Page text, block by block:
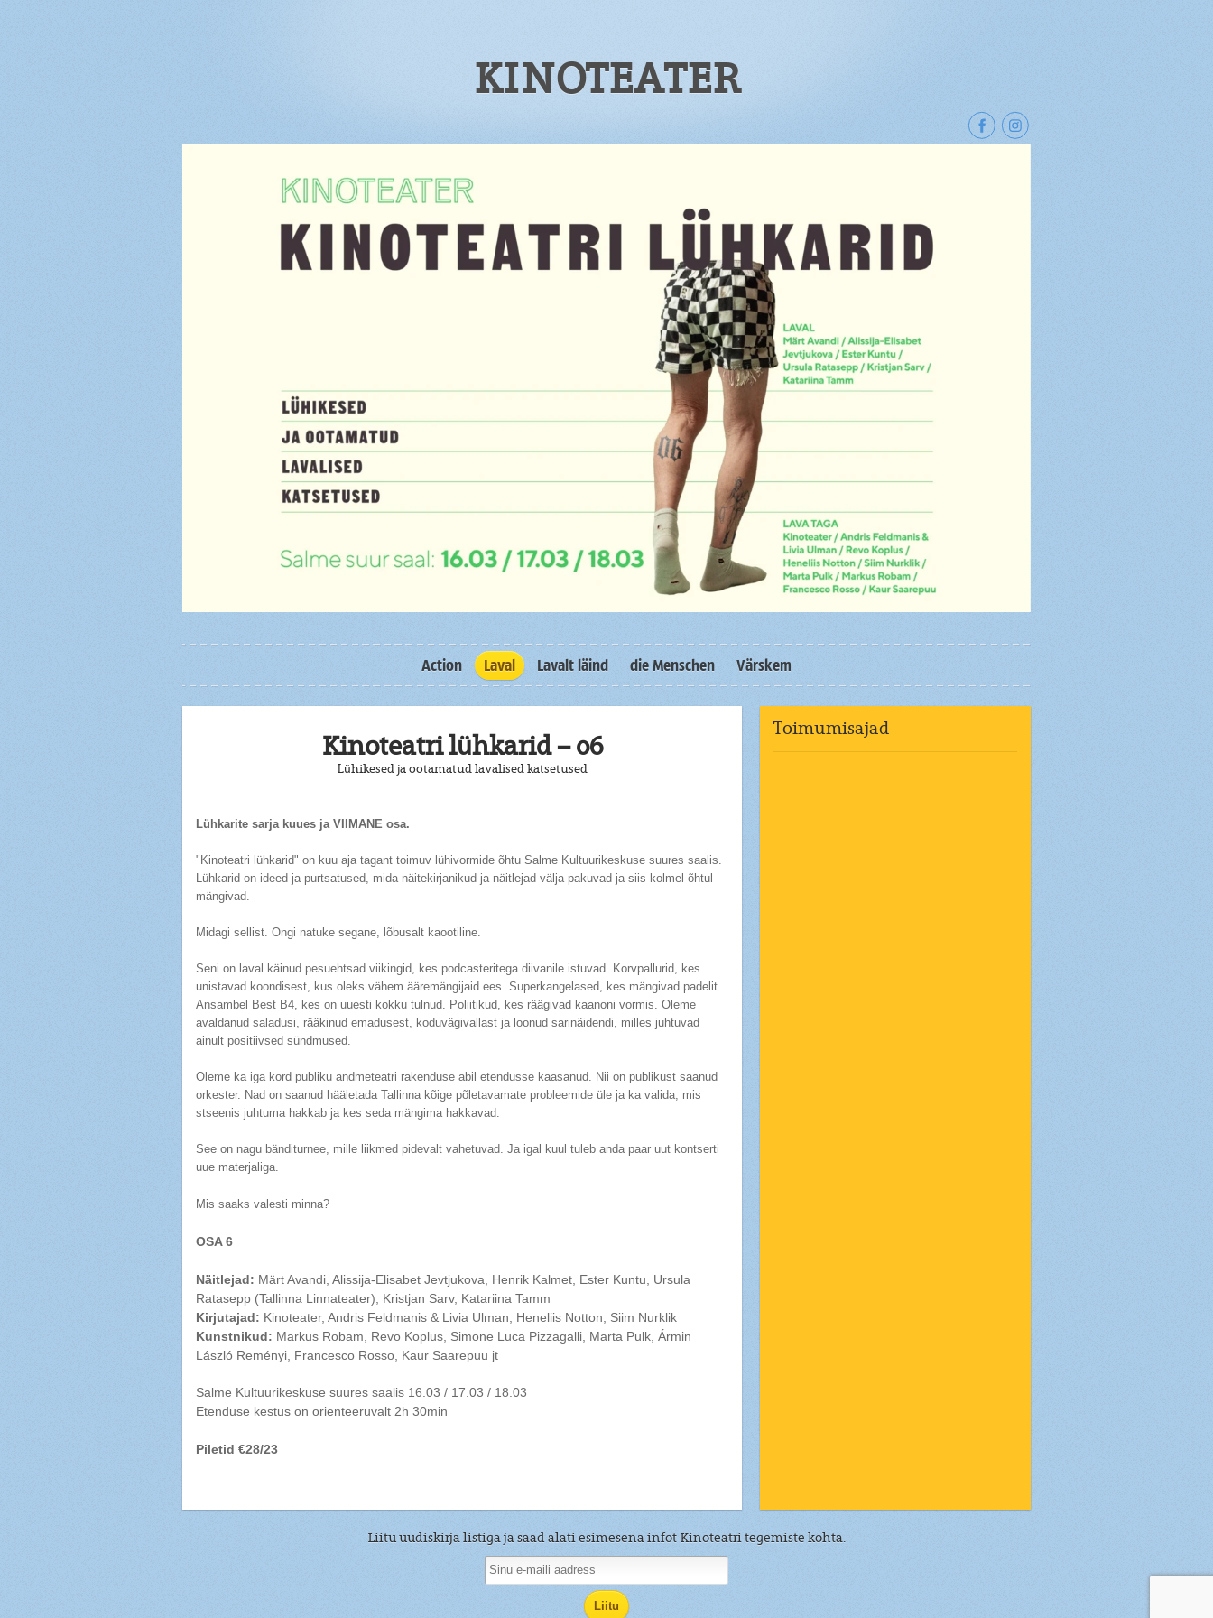
KINOTEATER
Action Laval Lavalt läind die Menschen Värskem
Kinoteatri lühkarid – 06
Lühikesed ja ootamatud lavalised katsetused
Lühkarite sarja kuues ja VIIMANE osa.
"Kinoteatri lühkarid" on kuu aja tagant toimuv lühivormide õhtu Salme Kultuurikeskuse suures saalis.
Lühkarid on ideed ja purtsatused, mida näitekirjanikud ja näitlejad välja pakuvad ja siis kolmel õhtul
mängivad.
Midagi sellist. Ongi natuke segane, lõbusalt kaootiline.
Seni on laval käinud pesuehtsad viikingid, kes podcasteritega diivanile istuvad. Korvpallurid, kes
unistavad koondisest, kus oleks vähem ääremängijaid ees. Superkangelased, kes mängivad padelit.
Ansambel Best B4, kes on uuesti kokku tulnud. Poliitikud, kes räägivad kaanoni vormis. Oleme
avaldanud saladusi, rääkinud emadusest, koduvägivallast ja loonud sarinäidendi, milles juhtuvad
ainult positiivsed sündmused.
Oleme ka iga kord publiku andmeteatri rakenduse abil etendusse kaasanud. Nii on publikust saanud
orkester. Nad on saanud hääletada Tallinna kõige põletavamate probleemide üle ja ka valida, mis
stseenis juhtuma hakkab ja kes seda mängima hakkavad.
See on nagu bänditurnee, mille liikmed pidevalt vahetuvad. Ja igal kuul tuleb anda paar uut kontserti
uue materjaliga.
Mis saaks valesti minna?
OSA 6
Näitlejad: Märt Avandi, Alissija-Elisabet Jevtjukova, Henrik Kalmet, Ester Kuntu, Ursula
Ratasepp (Tallinna Linnateater), Kristjan Sarv, Katariina Tamm
Kirjutajad: Kinoteater, Andris Feldmanis & Livia Ulman, Heneliis Notton, Siim Nurklik
Kunstnikud: Markus Robam, Revo Koplus, Simone Luca Pizzagalli, Marta Pulk, Ármin
László Reményi, Francesco Rosso, Kaur Saarepuu jt
Salme Kultuurikeskuse suures saalis 16.03 / 17.03 / 18.03
Etenduse kestus on orienteeruvalt 2h 30min
Piletid €28/23
Toimumisajad
Liitu uudiskirja listiga ja saad alati esimesena infot Kinoteatri tegemiste kohta.